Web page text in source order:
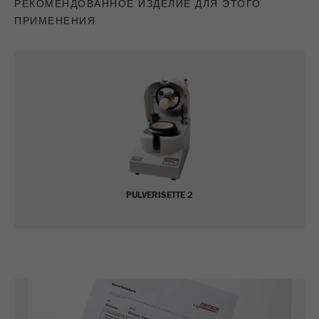
Провайдер google
посещении, а также информация,
которая была передана через
параметры процедуры отслеживания.
Этот cookie также хранит информацию о
посетителя последнего посещения от
текущего. Если информация об
источнике посетителя не может быть
посетителя. Этот cookie не содержит
историческую информацию о прошлых
РЕКОМЕНДОВАННОЕ ИЗДЕЛИЕ ДЛЯ ЭТОГО
ПРИМЕНЕНИЯ
PULVERISETTE 2